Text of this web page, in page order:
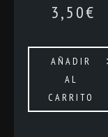
3,50€
AÑADIR
AL
CARRITO